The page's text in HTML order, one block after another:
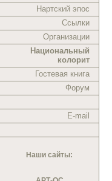
Нартский эпос
Ссылки
Организации
Национальный
колорит
Гостевая книга
Форум
E-mail
Наши сайты: